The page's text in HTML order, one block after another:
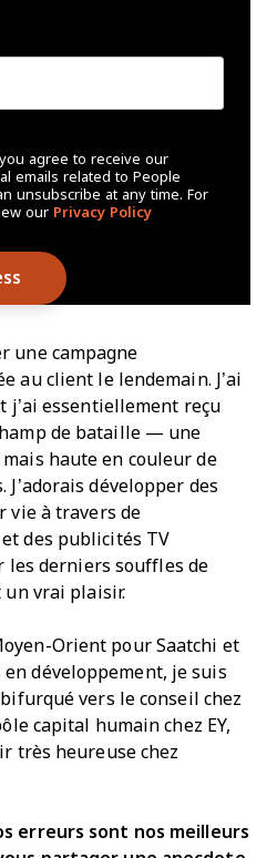
agree to receive our
emails related to People
unsubscribe at any time. For
our Privacy Policy
une campagne
au client le lendemain. J’ai
j’ai essentiellement reçu
de bataille — une
haute en couleur de
J’adorais développer des
vie à travers de
des publicités TV
les derniers souffles de
un vrai plaisir.
Orient pour Saatchi et
en développement, je suis
vers le conseil chez
capital humain chez EY,
très heureuse chez
erreurs sont nos meilleurs